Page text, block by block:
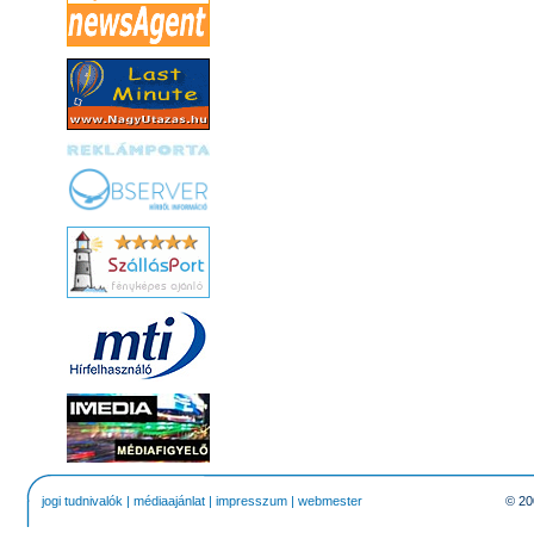
jogi tudnivalók | médiaajánlat | impresszum | webmester ©